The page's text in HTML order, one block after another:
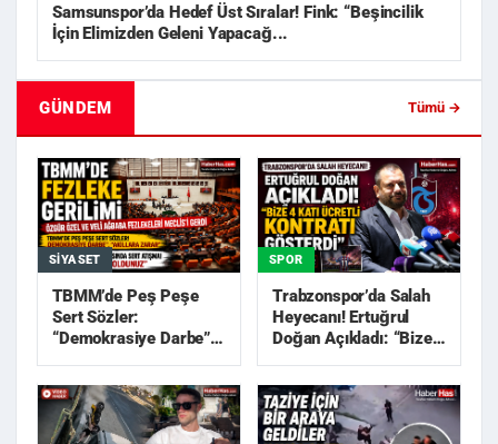
Samsunspor’da Hedef Üst Sıralar! Fink: “Beşincilik
İçin Elimizden Geleni Yapacağ...
GÜNDEM Tümü →
SIYASET
TBMM’de Peş Peşe
Sert Sözler:
“Demokrasiye Darbe”,
SPOR
Trabzonspor’da Salah
Heyecanı! Ertuğrul
Doğan Açıkladı: “Bize